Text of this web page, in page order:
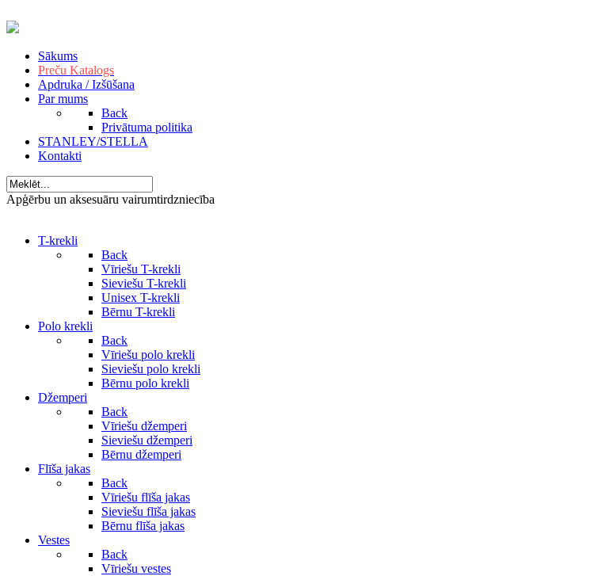
Sākums
Preču Katalogs
Apdruka / Izšūšana
Par mums
Back
Privātuma politika
STANLEY/STELLA
Kontakti
Apģērbu un aksesuāru vairumtirdzniecība
T-krekli
Back
Vīriešu T-krekli
Sieviešu T-krekli
Unisex T-krekli
Bērnu T-krekli
Polo krekli
Back
Vīriešu polo krekli
Sieviešu polo krekli
Bērnu polo krekli
Džemperi
Back
Vīriešu džemperi
Sieviešu džemperi
Bērnu džemperi
Flīša jakas
Back
Vīriešu flīša jakas
Sieviešu flīša jakas
Bērnu flīša jakas
Vestes
Back
Vīriešu vestes